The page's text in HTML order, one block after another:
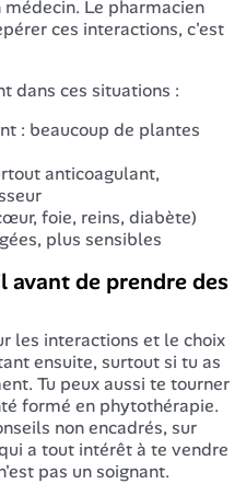
Le pharmacien
ces interactions, c'est
dans ces situations :
: beaucoup de plantes
anticoagulant,
foie, reins, diabète)
plus sensibles
avant de prendre des
les interactions et le choix
ensuite, surtout si tu as
Tu peux aussi te tourner
formé en phytothérapie.
non encadrés, sur
a tout intérêt à te vendre
pas un soignant.